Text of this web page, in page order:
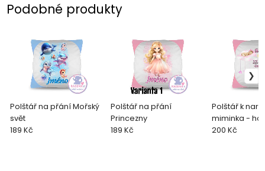
Podobné produkty
Polštář na přání Mořský
svět
189 Kč
Polštář na přání
Princezny
189 Kč
Polštář k
miminka -
200 Kč